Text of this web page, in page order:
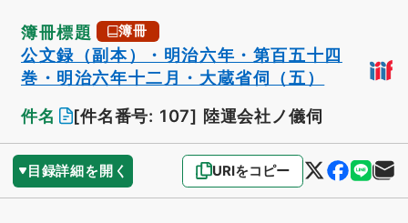
簿冊標題 簿冊
公文録（副本）・明治六年・第百五十四
巻・明治六年十二月・大蔵省伺（五）
件名
[件名番号: 107] 陸運会社ノ儀伺
目録詳細を開く URIをコピー